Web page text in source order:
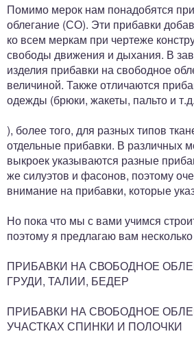
Помимо мерок нам понадобятся
облегание (СО). Эти прибавки
ко всем меркам при чертеже
свободы движения и дыхания. В
изделия прибавки на свободное
величиной. Также отличаются
одежды (брюки, жакеты, пальто и т.д.
), более того, для разных типов
отдельные прибавки. В различных
выкроек указываются разные
же силуэтов и фасонов, поэтому
внимание на прибавки, которые
Но пока что мы с вами учимся
поэтому я предлагаю вам
ПРИБАВКИ НА СВОБОДНОЕ
ГРУДИ, ТАЛИИ, БЕДЕР
ПРИБАВКИ НА СВОБОДНОЕ
УЧАСТКАХ СПИНКИ И ПОЛОЧКИ